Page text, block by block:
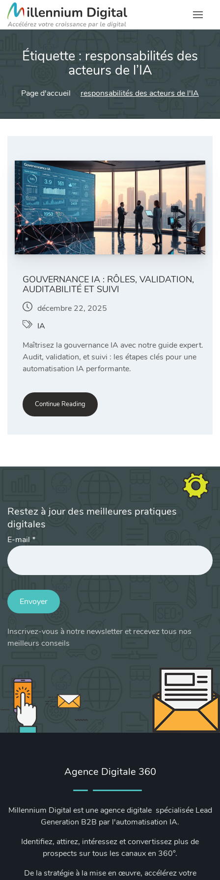
Étiquette : responsabilités des
acteurs de l’IA
Page d'accueil responsabilités des acteurs de l'IA
GOUVERNANCE IA : RÔLES, VALIDATION,
AUDITABILITÉ ET SUIVI
décembre 22, 2025
IA
Maîtrisez la gouvernance IA avec notre guide expert.
Audit, validation, et suivi : les étapes clés pour une
automatisation IA performante.
Continue Reading
Restez à jour des meilleures pratiques
digitales
E-mail *
Envoyer
Inscrivez-vous à notre newsletter et recevez tous nos
meilleurs conseils
Agence Digitale 360
Millennium Digital est une agence digitale spécialisée Lead
Generation B2B par l'automatisation IA.
Identifiez, attirez, intéressez et convertissez plus de
prospects sur tous les canaux en 360°.
De la stratégie à la mise en œuvre, accélérez votre